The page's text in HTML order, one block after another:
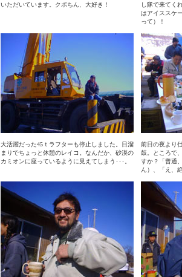
いただいています。クボちん、大好き！
し隊で来てく
はアイススケ
って）！
大活躍だった45ｔラフターも停止しました。日溜
まりでちょっと休憩のレイコ。なんだか、砂漠の
カミオンに座っているように見えてしまう･･･。
前日の夜より
鼓。ところで
すか？「普通
ん）、「え、